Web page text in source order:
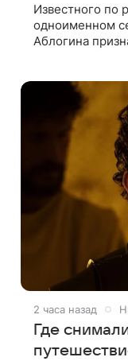
Известного по
одноименном
Аблогина
2 часа назад
Где